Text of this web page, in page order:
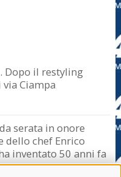
Dopo il restyling
Ciampa
serata in onore
dello chef Enrico
inventato 50 anni fa